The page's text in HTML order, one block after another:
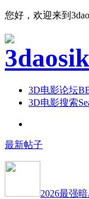
您好，欢迎来到
3D电影论坛
3D电影搜索
最新帖子
2026最强